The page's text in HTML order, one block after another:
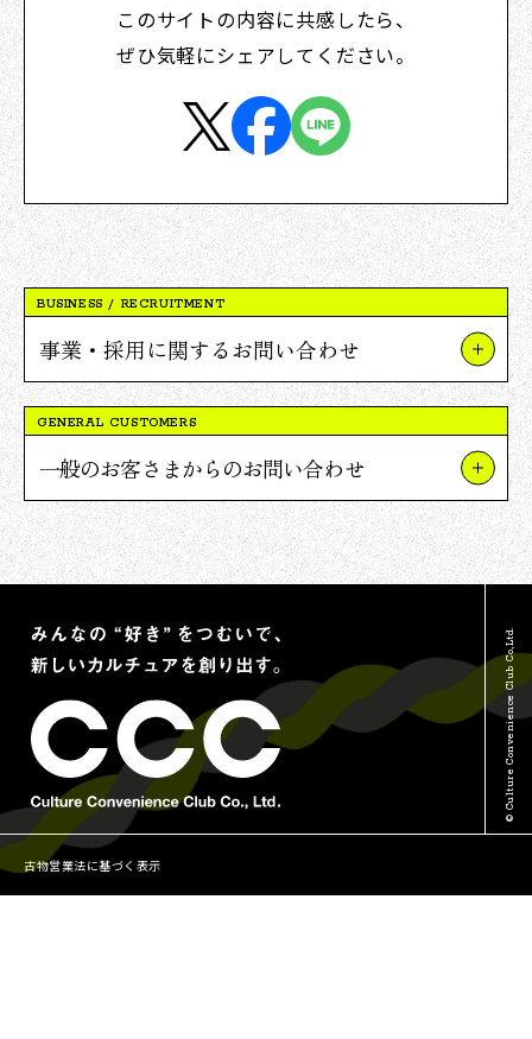
このサイトの内容に共感したら、
ぜひ気軽にシェアしてください。
BUSINESS / RECRUITMENT
事業・採用に関するお問い合わせ
事業やプロジェクトについて
報道関連・ご取材等について
その他のお問い合わせ
GENERAL CUSTOMERS
一般のお客さまからのお問い合わせ
TSUTAYAについて
蔦屋書店について
© Culture Convenience Club Co.,Ltd.
古物営業法に基づく表示